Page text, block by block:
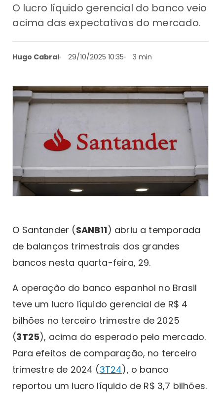
O lucro líquido gerencial do banco veio
acima das expectativas do mercado.
Hugo Cabral 29/10/2025 10:35 3 min
O Santander (SANB11) abriu a temporada
de balanços trimestrais dos grandes
bancos nesta quarta-feira, 29.
A operação do banco espanhol no Brasil
teve um lucro líquido gerencial de R$ 4
bilhões no terceiro trimestre de 2025
(3T25), acima do esperado pelo mercado.
Para efeitos de comparação, no terceiro
trimestre de 2024 (3T24), o banco
reportou um lucro líquido de R$ 3,7 bilhões.